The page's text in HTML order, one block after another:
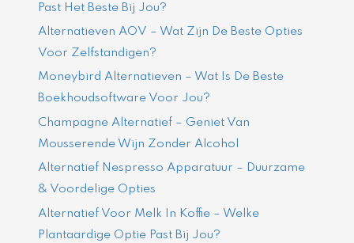
Past Het Beste Bij Jou?
Alternatieven AOV – Wat Zijn De Beste Opties
Voor Zelfstandigen?
Moneybird Alternatieven – Wat Is De Beste
Boekhoudsoftware Voor Jou?
Champagne Alternatief – Geniet Van
Mousserende Wijn Zonder Alcohol
Alternatief Nespresso Apparatuur – Duurzame
& Voordelige Opties
Alternatief Voor Melk In Koffie – Welke
Plantaardige Optie Past Bij Jou?